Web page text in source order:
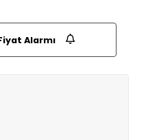
Alarmı